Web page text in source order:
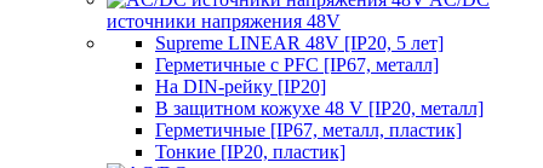
источники напряжения 48V
Supreme LINEAR 48V [IP20, 5 лет]
Герметичные с PFC [IP67, металл]
На DIN-рейку [IP20]
В защитном кожухе 48 V [IP20, металл]
Герметичные [IP67, металл, пластик]
Тонкие [IP20, пластик]